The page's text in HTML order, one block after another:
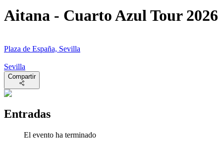
Aitana - Cuarto Azul Tour 2026
Plaza de España, Sevilla
Sevilla
Compartir
Entradas
El evento ha terminado